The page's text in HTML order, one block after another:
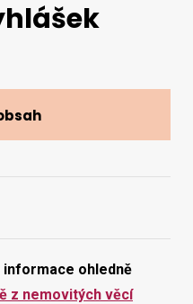
informace ohledně
z nemovitých věcí